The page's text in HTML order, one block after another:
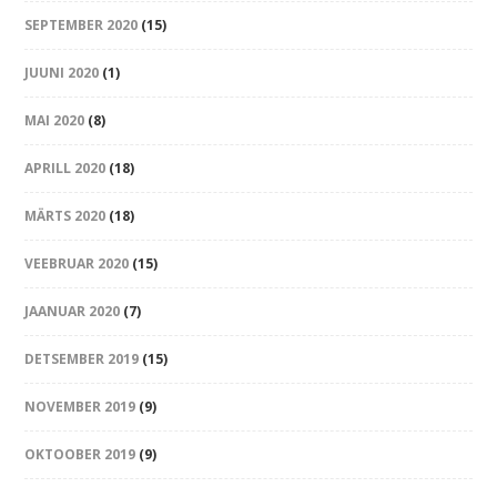
SEPTEMBER 2020 (15)
JUUNI 2020 (1)
MAI 2020 (8)
APRILL 2020 (18)
MÄRTS 2020 (18)
VEEBRUAR 2020 (15)
JAANUAR 2020 (7)
DETSEMBER 2019 (15)
NOVEMBER 2019 (9)
OKTOOBER 2019 (9)